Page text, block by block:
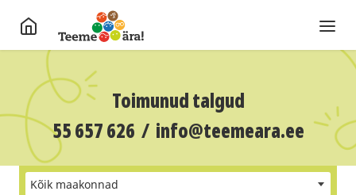
Toimunud talgud
55 657 626 / info@teemeara.ee
Kõik maakonnad